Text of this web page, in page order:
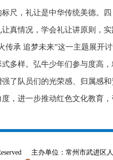
尺，礼让是中华传统美德。
真情况，学会礼让讲原则，
传承 追梦未来”这一主题展开
多样。弘牛少年们参与度高
了队员们的光荣感、归属感
，进一步推动红色文化教育
主办单位：常州市武进